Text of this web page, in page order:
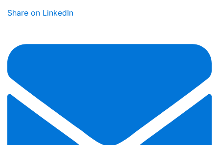
Share on LinkedIn